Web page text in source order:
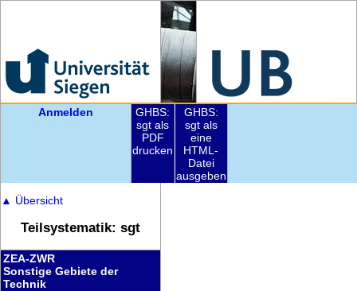
Anmelden
GHBS:
sgt als
PDF
drucken
GHBS:
sgt als
eine
HTML-
Datei
ausgeben
▲ Übersicht
Teilsystematik: sgt
ZEA-ZWR
Sonstige Gebiete der
Technik